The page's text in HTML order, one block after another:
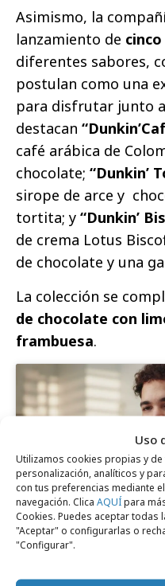
Uso
Utilizamos cookies propias y
personalización, analíticos y
con tus preferencias mediante
navegación. Clica AQUÍpara
Cookies. Puedes aceptar
"Aceptar" o configurarlas o
"Configurar".
Asimismo, la
lanzamiento de
diferentes sabores,
postulan como una
para disfrutar junto
destacan
café arábica de
chocolate; “Dunkin’
sirope de arce y
tortita; y “Dunkin’
de crema Lotus
de chocolate y una
La colección se
de chocolate con
frambuesa.
Haz clic para
y